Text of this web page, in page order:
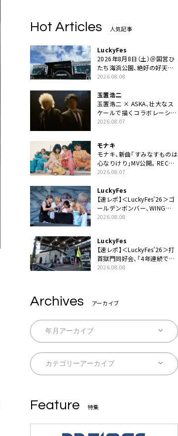
Hot Articles 人気記事
LuckyFes
2026年8月8日（土）＠国営ひ
たち海浜公園、絶好の好天の
中＜LuckyFes’26＞開幕
2026.08.08
玉置浩二
玉置浩二 × ASKA、壮大なス
ケールで描くコラボレーショ
ン曲「音銀河」リリース決定。
2026.08.07
モナキ
モナキ、新曲「すみなすものは
心なりけり」MV公開。RECの
ギターにEvery Little Thing・
2026.08.07
LuckyFes
【速レポ】＜LuckyFes’26＞ゴ
ールデンボンバー、WING
STAGEトップバッターでかき
2026.08.08
LuckyFes
【速レポ】＜LuckyFes’26＞打
首獄門同好会、「4年連続で出
演させてもらってます。今日
2026.08.08
Archives アーカイブ
Feature 特集